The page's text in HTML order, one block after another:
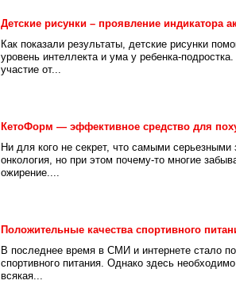
Детские рисунки – проявление индикатора
Как показали результаты, детские рисунки
уровень интеллекта и ума у ребенка-
участие от...
КетоФорм — эффективное средство для
Ни для кого не секрет, что самыми
онкология, но при этом почему-то многие
ожирение....
Положительные качества спортивного
В последнее время в СМИ и интернете стало
спортивного питания. Однако здесь
всякая...